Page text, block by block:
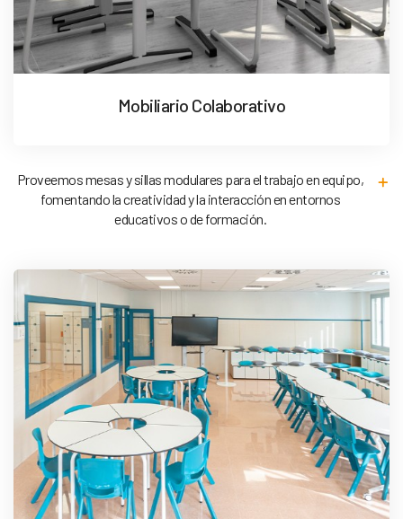
Mobiliario Colaborativo
Proveemos mesas y sillas modulares para el trabajo en equipo,
fomentando la creatividad y la interacción en entornos
educativos o de formación.